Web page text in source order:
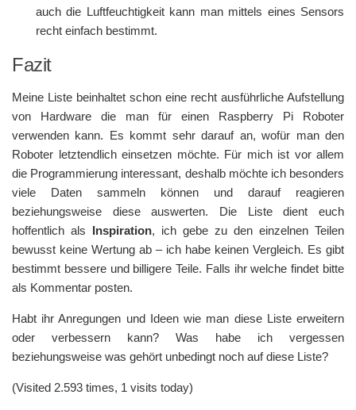
auch die Luftfeuchtigkeit kann man mittels eines Sensors
recht einfach bestimmt.
Fazit
Meine Liste beinhaltet schon eine recht ausführliche Aufstellung
von Hardware die man für einen Raspberry Pi Roboter
verwenden kann. Es kommt sehr darauf an, wofür man den
Roboter letztendlich einsetzen möchte. Für mich ist vor allem
die Programmierung interessant, deshalb möchte ich besonders
viele Daten sammeln können und darauf reagieren
beziehungsweise diese auswerten. Die Liste dient euch
hoffentlich als Inspiration, ich gebe zu den einzelnen Teilen
bewusst keine Wertung ab – ich habe keinen Vergleich. Es gibt
bestimmt bessere und billigere Teile. Falls ihr welche findet bitte
als Kommentar posten.
Habt ihr Anregungen und Ideen wie man diese Liste erweitern
oder verbessern kann? Was habe ich vergessen
beziehungsweise was gehört unbedingt noch auf diese Liste?
(Visited 2.593 times, 1 visits today)